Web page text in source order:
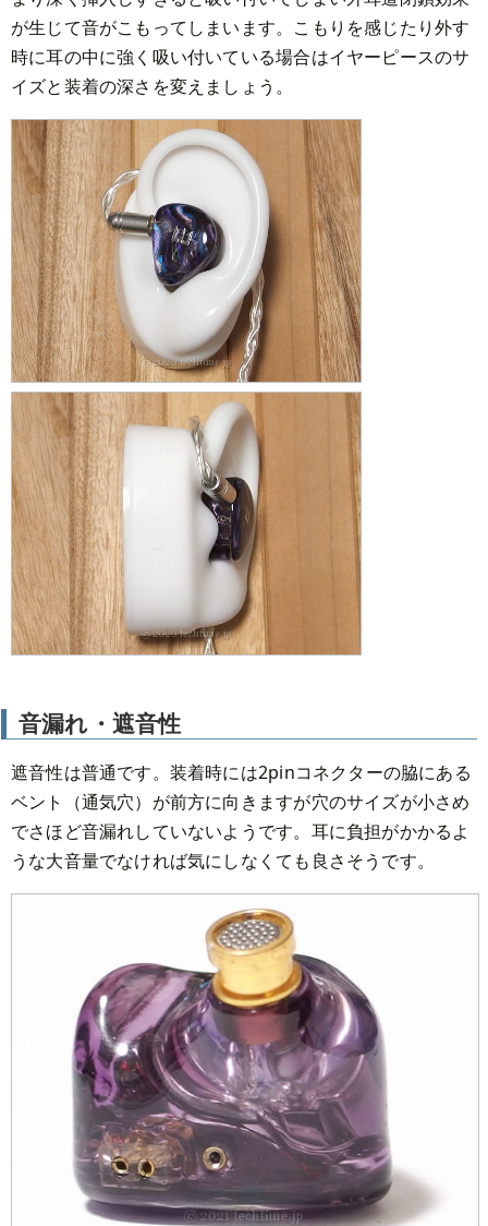
が生じて音がこもってしまいます。こもりを感じたり外す
時に耳の中に強く吸い付いている場合はイヤーピースのサ
イズと装着の深さを変えましょう。
音漏れ・遮音性
遮音性は普通です。装着時には2pinコネクターの脇にある
ベント（通気穴）が前方に向きますが穴のサイズが小さめ
でさほど音漏れしていないようです。耳に負担がかかるよ
うな大音量でなければ気にしなくても良さそうです。